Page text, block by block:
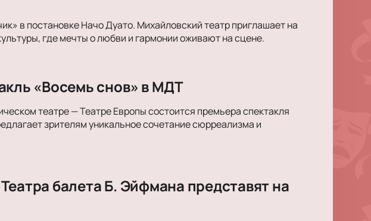
в постановке Начо Дуато. Михайловский театр приглашает на
где мечты о любви и гармонии оживают на сцене.
«Восемь снов» в МДТ
театре — Театре Европы состоится премьера спектакля
зрителям уникальное сочетание сюрреализма и
балета Б. Эйфмана представят на